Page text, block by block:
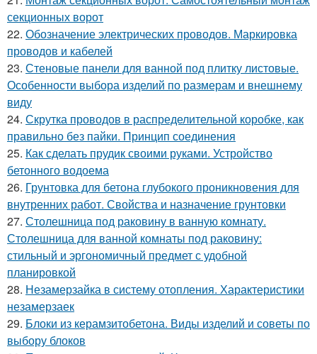
секционных ворот
22. Обозначение электрических проводов. Маркировка
проводов и кабелей
23. Стеновые панели для ванной под плитку листовые.
Особенности выбора изделий по размерам и внешнему
виду
24. Скрутка проводов в распределительной коробке, как
правильно без пайки. Принцип соединения
25. Как сделать прудик своими руками. Устройство
бетонного водоема
26. Грунтовка для бетона глубокого проникновения для
внутренних работ. Свойства и назначение грунтовки
27. Столешница под раковину в ванную комнату.
Столешница для ванной комнаты под раковину:
стильный и эргономичный предмет с удобной
планировкой
28. Незамерзайка в систему отопления. Характеристики
незамерзаек
29. Блоки из керамзитобетона. Виды изделий и советы по
выбору блоков